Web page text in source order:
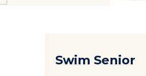
Swim Senior